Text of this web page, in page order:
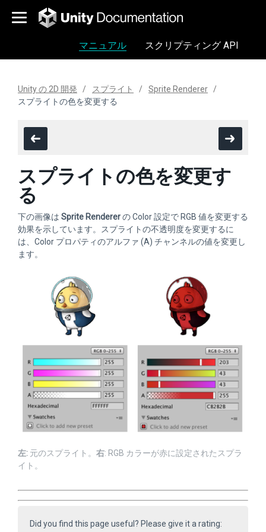
マニュアル スクリプティング API
Unity の 2D 開発 スプライト
Sprite Renderer
スプライトの色を変更する
スプライトの色を変更す
る
下の画像は Sprite Rendererの Color 設定で RGB 値を変更する
効果を示しています。スプライトの不透明度を変更するに
は、Color プロパティのアルファ (A) チャンネルの値を変更し
ます。
左: 元のスプライト。 右: RGB カラーが赤に設定されたスプラ
イト。
Did you find this page useful? Please give it a rating: